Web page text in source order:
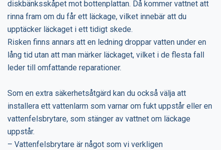
diskbänksskåpet mot bottenplattan. Då kommer vattnet att
rinna fram om du får ett läckage, vilket innebär att du
upptäcker läckaget i ett tidigt skede.
Risken finns annars att en ledning droppar vatten under en
lång tid utan att man märker läckaget, vilket i de flesta fall
leder till omfattande reparationer.
Som en extra säkerhetsåtgärd kan du också välja att
installera ett vattenlarm som varnar om fukt uppstår eller en
vattenfelsbrytare, som stänger av vattnet om läckage
uppstår.
– Vattenfelsbrytare är något som vi verkligen